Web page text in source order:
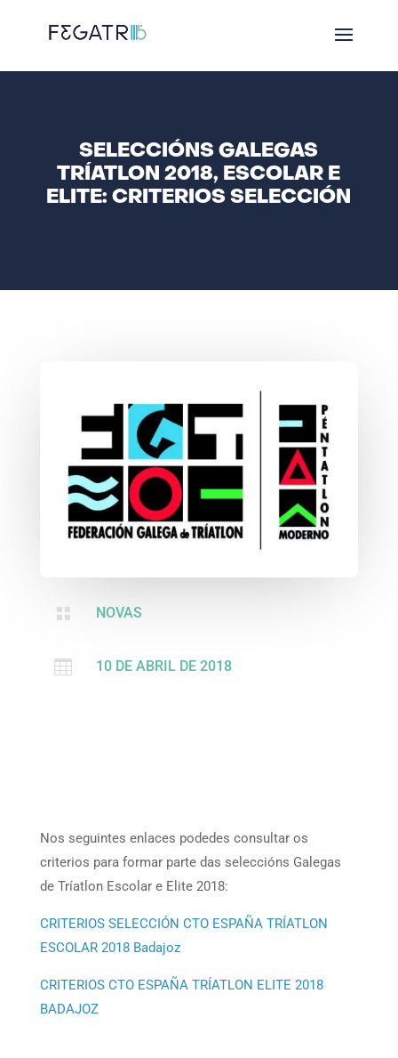
SELECCIÓNS GALEGAS
TRÍATLON 2018, ESCOLAR E
ELITE: CRITERIOS SELECCIÓN
 NOVAS
 10 DE ABRIL DE 2018
Nos seguintes enlaces podedes consultar os
criterios para formar parte das seleccións Galegas
de Tríatlon Escolar e Elite 2018:
CRITERIOS SELECCIÓN CTO ESPAÑA TRÍATLON
ESCOLAR 2018 Badajoz
CRITERIOS CTO ESPAÑA TRÍATLON ELITE 2018
BADAJOZ